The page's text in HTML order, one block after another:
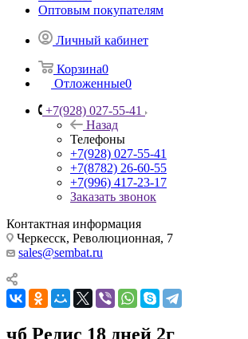
Оптовым покупателям
Личный кабинет
Корзина0
Отложенные0
+7(928) 027-55-41
Назад
Телефоны
+7(928) 027-55-41
+7(8782) 26-60-55
+7(996) 417-23-17
Заказать звонок
Контактная информация
Черкесск, Революционная, 7
sales@sembat.ru
чб Редис 18 дней 2г